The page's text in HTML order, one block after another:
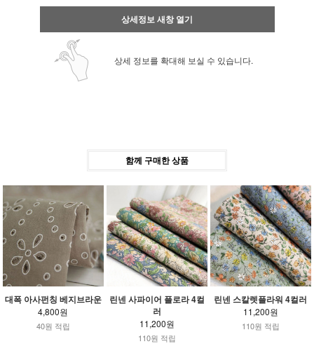
상세정보 새창 열기
상세 정보를 확대해 보실 수 있습니다.
함께 구매한 상품
대폭 아사펀칭 베지브라운
4,800원
40원 적립
린넨 사파이어 플로라 4컬
러
11,200원
110원 적립
린넨 스칼렛플라워 4컬러
11,200원
110원 적립